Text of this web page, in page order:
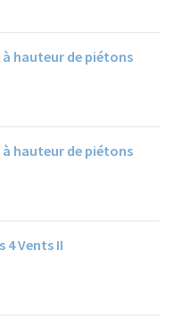
hauteur de piétons
hauteur de piétons
4 Vents II